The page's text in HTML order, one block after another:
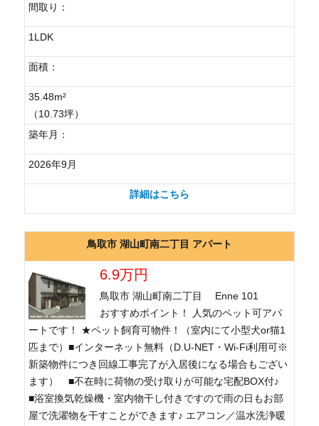
間取り：
1LDK
面積：
35.48m²
（10.73坪）
築年月：
2026年9月
詳細はこちら
鳥取市 湖山町南二丁目 アパート
6.9万円
鳥取市 湖山町南二丁目 Enne 101
おすすめポイント！ 人気のペット可アパ
ートです！ ★ペット飼育可物件！（室内にて小型犬or猫1
匹まで）■インターネット無料（D.U-NET・Wi-Fi利用可※
新築物件につき回線工事完了が入居後になる場合もござい
ます） ■不在時に荷物の受け取りが可能な宅配BOX付♪
■浴室換気乾燥機・室内物干し付きですので雨の日もお部
屋で洗濯物を干すことができます♪ エアコン／温水洗浄暖